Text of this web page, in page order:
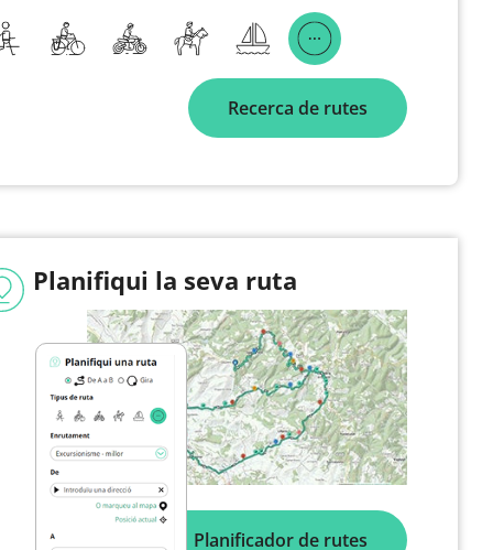
Recerca de rutes
Planifiqui la seva ruta
Planificador de rutes